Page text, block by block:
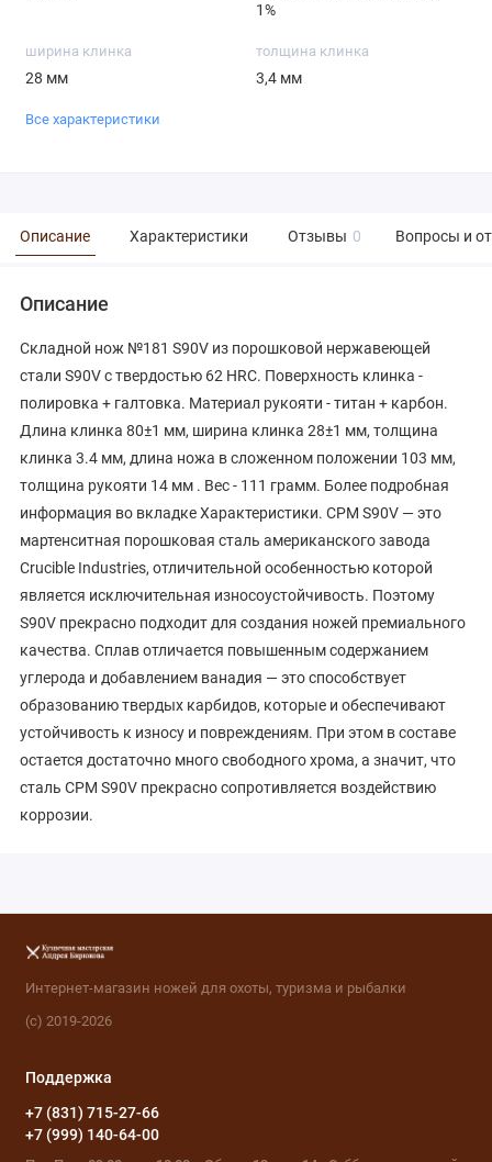
1%
ширина клинка
28 мм
толщина клинка
3,4 мм
Все характеристики
Описание Характеристики Отзывы 0 Вопросы и
Описание
Складной нож №181 S90V из порошковой нержавеющей
стали S90V с твердостью 62 HRC. Поверхность клинка -
полировка + галтовка. Материал рукояти - титан + карбон.
Длина клинка 80±1 мм, ширина клинка 28±1 мм, толщина
клинка 3.4 мм, длина ножа в сложенном положении 103 мм,
толщина рукояти 14 мм . Вес - 111 грамм. Более подробная
информация во вкладке Характеристики. CPM S90V — это
мартенситная порошковая сталь американского завода
Crucible Industries, отличительной особенностью которой
является исключительная износоустойчивость. Поэтому
S90V прекрасно подходит для создания ножей премиального
качества. Сплав отличается повышенным содержанием
углерода и добавлением ванадия — это способствует
образованию твердых карбидов, которые и обеспечивают
устойчивость к износу и повреждениям. При этом в составе
остается достаточно много свободного хрома, а значит, что
сталь CPM S90V прекрасно сопротивляется воздействию
коррозии.
Интернет-магазин ножей для охоты, туризма и рыбалки
(с) 2019-2026
Поддержка
+7 (831) 715-27-66
+7 (999) 140-64-00